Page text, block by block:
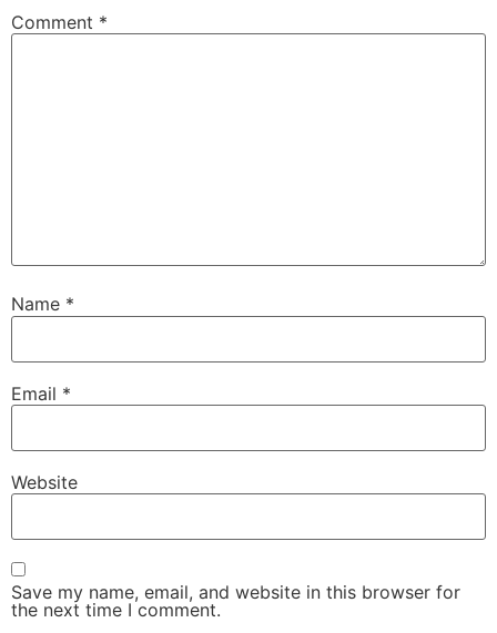
Comment *
Name *
Email *
Website
Save my name, email, and website in this browser for
the next time I comment.